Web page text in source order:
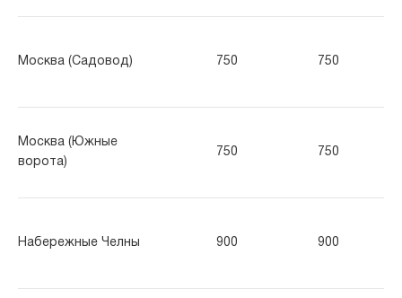
Москва (Садовод) 750 750
Москва (Южные
ворота)
750 750
Набережные Челны 900 900